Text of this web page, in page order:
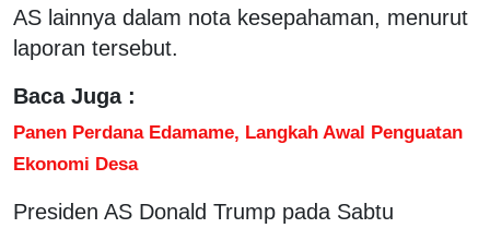
AS lainnya dalam nota kesepahaman, menurut
laporan tersebut.
Baca Juga :
Panen Perdana Edamame, Langkah Awal Penguatan
Ekonomi Desa
Presiden AS Donald Trump pada Sabtu